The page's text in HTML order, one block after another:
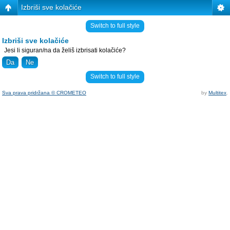
Izbriši sve kolačiće
Switch to full style
Izbriši sve kolačiće
Jesi li siguran/na da želiš izbrisati kolačiće?
Switch to full style
Sva prava pridržana © CROMETEO by Multitex